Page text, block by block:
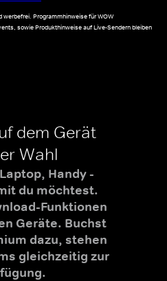
werbefrei. Programmhinweise für WOW
sowie Produkthinweise auf Live-Sendern bleiben
dem Gerät
Wahl
Handy -
du möchtest.
Funktionen
Geräte. Buchst
dazu, stehen
gleichzeitig zur